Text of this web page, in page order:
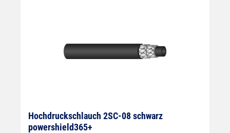
Hochdruckschlauch 2SC-08 schwarz
powershield365+